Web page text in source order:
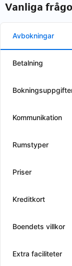
Vanliga
Avbokningar
Betalning
Kommunikation
Rumstyper
Priser
Kreditkort
Boendets villkor
Extra faciliteter